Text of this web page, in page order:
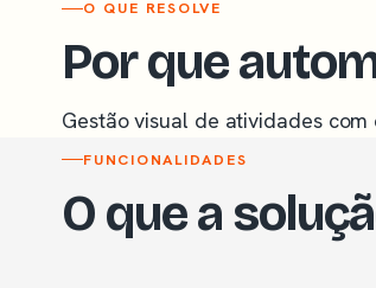
O QUE RESOLVE
Por que
Gestão visual de atividades
FUNCIONALIDADES
O que a